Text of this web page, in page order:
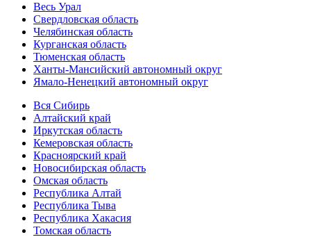
Весь Урал
Свердловская область
Челябинская область
Курганская область
Тюменская область
Ханты-Мансийский автономный округ
Ямало-Ненецкий автономный округ
Вся Сибирь
Алтайский край
Иркутская область
Кемеровская область
Красноярский край
Новосибирская область
Омская область
Республика Алтай
Республика Тыва
Республика Хакасия
Томская область